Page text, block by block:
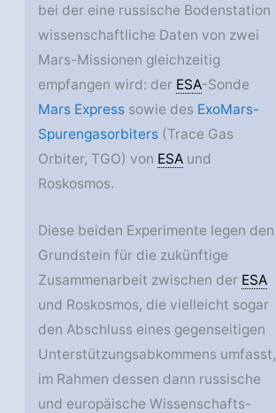
bei der eine russische Bodenstation
wissenschaftliche Daten von zwei
Mars-Missionen gleichzeitig
empfangen wird: der ESA-Sonde
Mars Express sowie des ExoMars-
Spurengasorbiters (Trace Gas
Orbiter, TGO) von ESA und
Roskosmos.
Diese beiden Experimente legen den
Grundstein für die zukünftige
Zusammenarbeit zwischen der ESA
und Roskosmos, die vielleicht sogar
den Abschluss eines gegenseitigen
Unterstützungsabkommens umfasst,
im Rahmen dessen dann russische
und europäische Wissenschafts-